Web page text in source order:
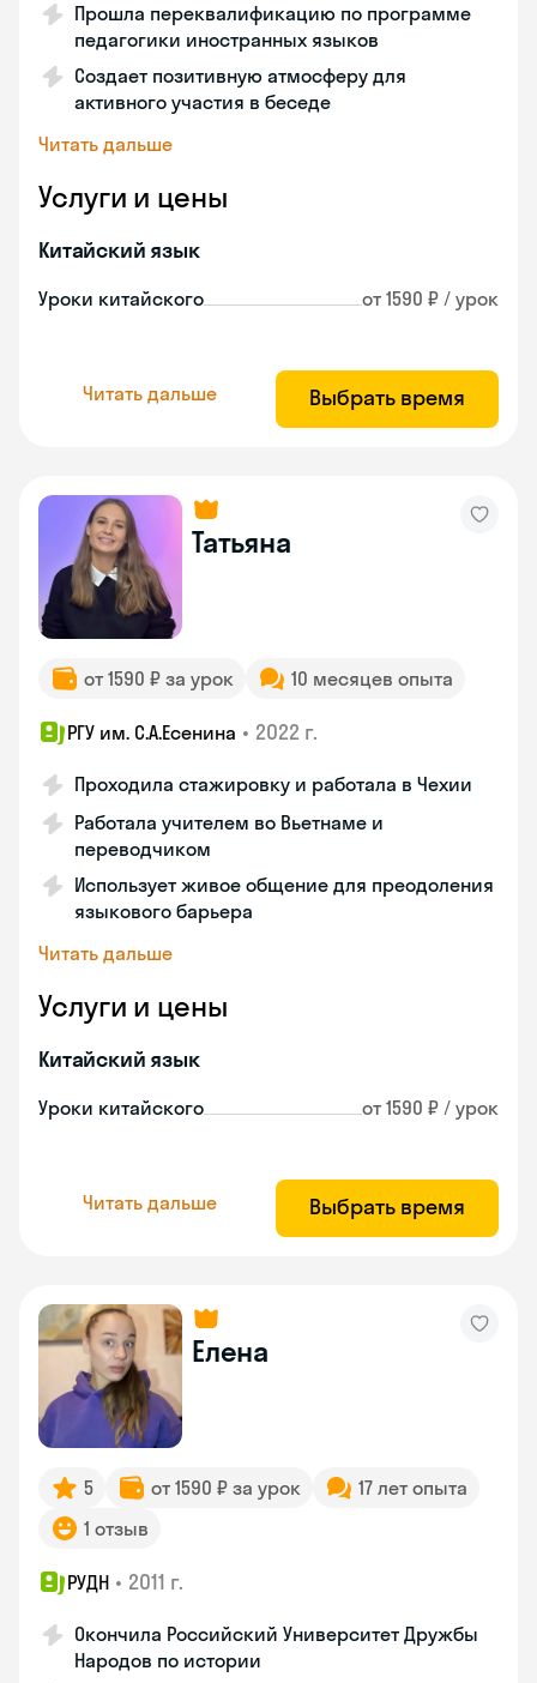
Прошла переквалификацию по программе
педагогики иностранных языков
Создает позитивную атмосферу для
активного участия в беседе
Читать дальше
Услуги и цены
Китайский язык
Уроки китайского от 1590 ₽ / урок
Читать дальше Выбрать время
Татьяна
от 1590 ₽ за урок 10 месяцев опыта
РГУ им. С.А.Есенина • 2022 г.
Проходила стажировку и работала в Чехии
Работала учителем во Вьетнаме и
переводчиком
Использует живое общение для преодоления
языкового барьера
Читать дальше
Услуги и цены
Китайский язык
Уроки китайского от 1590 ₽ / урок
Читать дальше Выбрать время
Елена
5 от 1590 ₽ за урок
17 лет опыта
1 отзыв
РУДН • 2011 г.
Окончила Российский Университет Дружбы
Народов по истории